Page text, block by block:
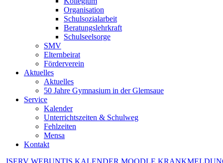
Organisation
Schulsozialarbeit
Beratungslehrkraft
Schulseelsorge
SMV
Elternbeirat
Förderverein
Aktuelles
Aktuelles
50 Jahre Gymnasium in der Glemsaue
Service
Kalender
Unterrichtszeiten & Schulweg
Fehlzeiten
Mensa
Kontakt